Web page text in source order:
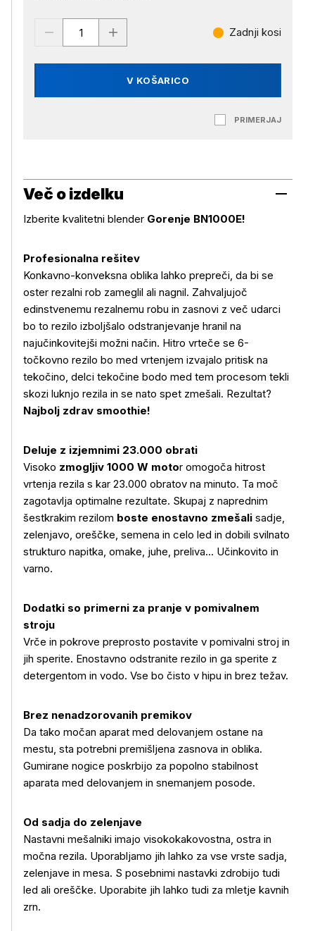
V KOŠARICO
Zadnji kosi
PRIMERJAJ
Več o izdelku
Izberite kvalitetni blender Gorenje BN1000E!
Profesionalna rešitev
Konkavno-konveksna oblika lahko prepreči, da bi se
oster rezalni rob zameglil ali nagnil. Zahvaljujoč
edinstvenemu rezalnemu robu in zasnovi z več udarci
bo to rezilo izboljšalo odstranjevanje hranil na
najučinkovitejši možni način. Hitro vrteče se 6-
točkovno rezilo bo med vrtenjem izvajalo pritisk na
tekočino, delci tekočine bodo med tem procesom tekli
skozi luknjo rezila in se nato spet zmešali. Rezultat?
Najbolj zdrav smoothie!
Deluje z izjemnimi 23.000 obrati
Visoko zmogljiv 1000 W motor omogoča hitrost
vrtenja rezila s kar 23.000 obratov na minuto. Ta moč
zagotavlja optimalne rezultate. Skupaj z naprednim
šestkrakim rezilom boste enostavno zmešali sadje,
zelenjavo, oreščke, semena in celo led in dobili svilnato
strukturo napitka, omake, juhe, preliva... Učinkovito in
varno.
Dodatki so primerni za pranje v pomivalnem
stroju
Vrče in pokrove preprosto postavite v pomivalni stroj in
jih sperite. Enostavno odstranite rezilo in ga sperite z
detergentom in vodo. Vse bo čisto v hipu in brez težav.
Brez nenadzorovanih premikov
Da tako močan aparat med delovanjem ostane na
mestu, sta potrebni premišljena zasnova in oblika.
Gumirane nogice poskrbijo za popolno stabilnost
aparata med delovanjem in snemanjem posode.
Od sadja do zelenjave
Nastavni mešalniki imajo visokokakovostna, ostra in
močna rezila. Uporabljamo jih lahko za vse vrste sadja,
zelenjave in mesa. S posebnimi nastavki zdrobijo tudi
led ali oreščke. Uporabite jih lahko tudi za mletje kavnih
zrn.